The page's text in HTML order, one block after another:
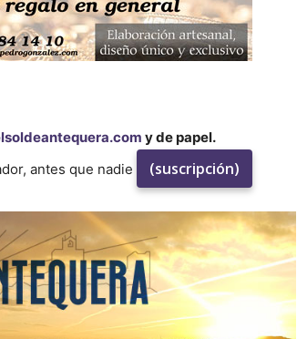
y de papel.
antes que nadie
(suscripción)